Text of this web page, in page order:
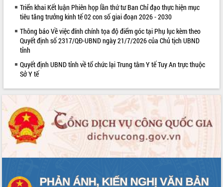
UBND tỉnh Đắk Lắk triển khai nhiệm
vụ 6 tháng cuối năm 2026
Kỳ họp thứ Hai, Hội đồng nhân dân
tỉnh khóa XI quyết nghị nhiều nội dung
quan trọng
Bí thư Tỉnh ủy Lương Nguyễn Minh
Triết thăm, tặng quà người có công với
phát triển mới
Thường trực HĐND tỉnh Đắk Lắk gặp
mặt Đoàn chuyên gia y tế TP. Hồ Chí
Minh
Lễ truy điệu và an táng hài cốt liệt sĩ
Bàn giải pháp tháo gỡ khó khăn trong
Triển khai Kết luận Phiên họp lần thứ tư Ban Chỉ đạo thực hiện mục
tiêu tăng trưởng kinh tế 02 con số giai đoạn 2026 - 2030
Thông báo Về việc đính chính tọa độ điểm góc tại Phụ lục kèm theo
Quyết định số 2317/QĐ-UBND ngày 21/7/2026 của Chủ tịch UBND
tỉnh
Quyết định UBND tỉnh về tổ chức lại Trung tâm Y tế Tuy An trực thuộc
Sở Y tế